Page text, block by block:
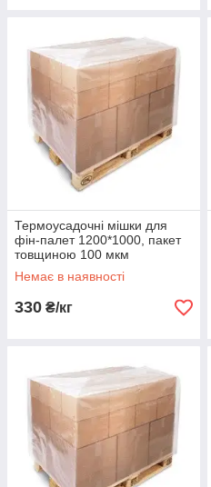
Термоусадочні мішки для
фін-палет 1200*1000, пакет
товщиною 100 мкм
Немає в наявності
330 ₴/кг